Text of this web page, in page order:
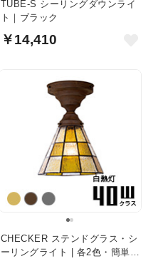
TUBE-S シーリングダウンライ
ト｜ブラック
￥14,410
CHECKER ステンドグラス・シ
ーリングライト | 各2色・簡単取